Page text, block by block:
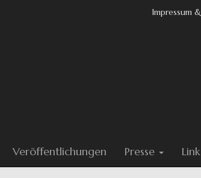
Impressum
Veröffentlichungen Presse